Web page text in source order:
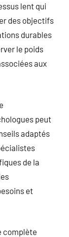
lent qui
des objectifs
durables
le poids
aux
peut
adaptés
de la
et
complète